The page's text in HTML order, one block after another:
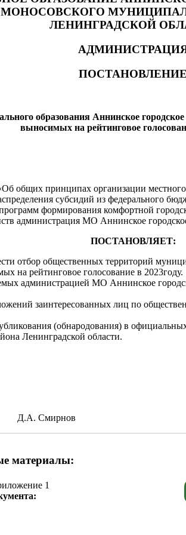
ЛЕНИНГРАДСКОЙ
ПОСТАНОВЛЕНИЕ
образования Аннинское
выносимых на рейтинговое
общих принципах организации
субсидий из федерального
формирования комфортной
администрация МО Аннинское
ПОСТАНОВЛЯЕТ:
отбор общественных территорий
на рейтинговое голосование в 2023году.
администрацией МО Аннинское
заинтересованных лиц по
(обнародования) в
Ленинградской области.
материалы:
1